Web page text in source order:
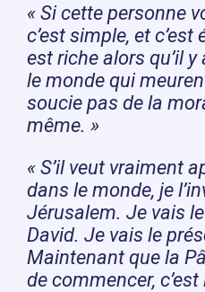
« Si cette personne
c’est simple, et
est riche alors qu’il
le monde qui
soucie pas de la
même. »
« S’il veut vraiment
dans le monde, je
Jérusalem. Je vais
David. Je vais le
Maintenant que la
de commencer,